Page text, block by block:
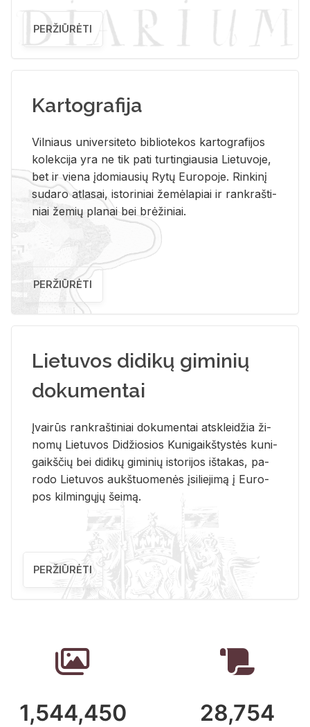
PERŽIŪRĖTI
Kartografija
Vil­niaus uni­ver­si­te­to bi­b­lio­te­kos kar­to­gra­fi­jos
ko­lek­ci­ja yra ne tik pati tur­tin­giau­sia Lie­tu­vo­je,
bet ir vie­na įdo­miau­sių Rytų Eu­ro­po­je. Rin­ki­nį
su­da­ro at­la­sai, is­to­ri­niai že­mė­la­piai ir rank­raš­ti­
niai že­mių pla­nai bei brė­ži­niai.
PERŽIŪRĖTI
Lietuvos didikų giminių
dokumentai
Įvai­rūs rank­raš­ti­niai do­ku­men­tai at­sklei­džia ži­
no­mų Lie­tu­vos Di­džio­sios Ku­ni­gaikš­tys­tės ku­ni­
gaikš­čių bei di­di­kų gi­mi­nių is­to­ri­jos iš­ta­kas, pa­
ro­do Lie­tu­vos aukš­tuo­me­nės įsi­lie­ji­mą į Eu­ro­
pos kil­min­gų­jų šei­mą.
PERŽIŪRĖTI
1,544,450 28,754